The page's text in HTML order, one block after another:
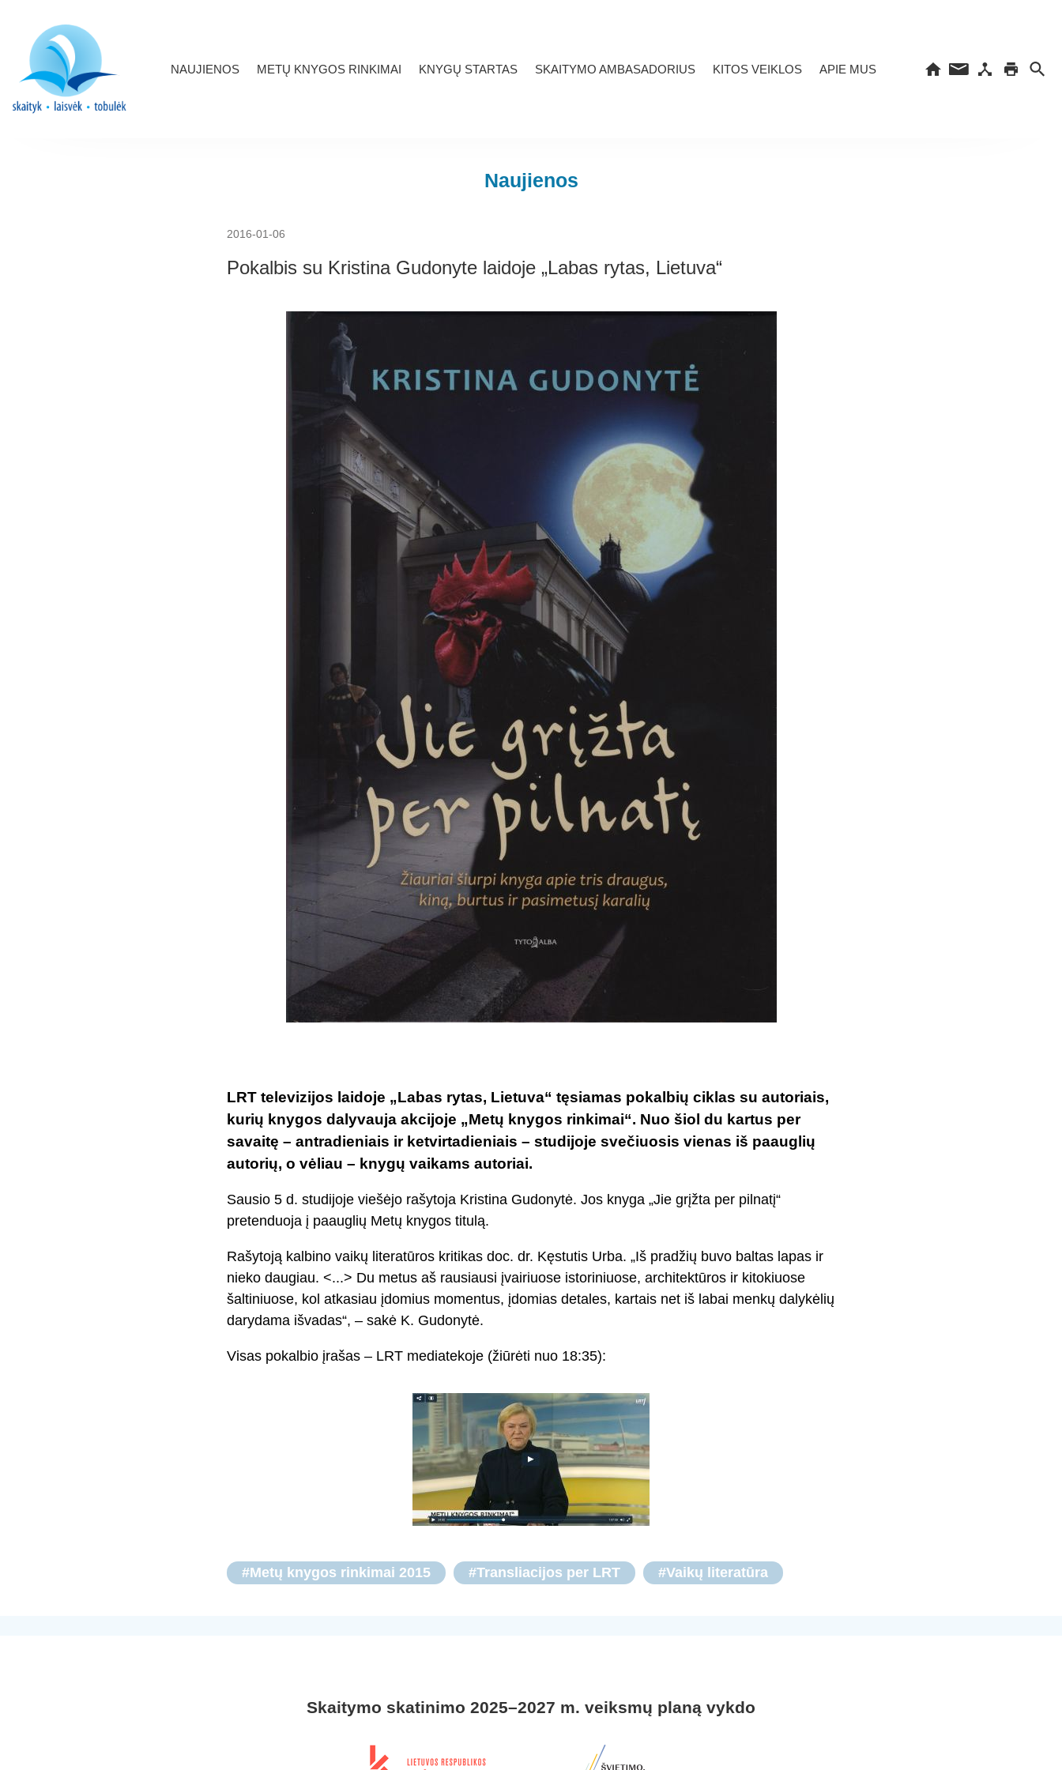
NAUJIENOS METŲ KNYGOS RINKIMAI KNYGŲ STARTAS SKAITYMO AMBASADORIUS KITOS VEIKLOS APIE MUS
Naujienos
2016-01-06
Pokalbis su Kristina Gudonyte laidoje „Labas rytas, Lietuva“
LRT televizijos laidoje „Labas rytas, Lietuva“ tęsiamas pokalbių ciklas su autoriais,
kurių knygos dalyvauja akcijoje „Metų knygos rinkimai“. Nuo šiol du kartus per
savaitę – antradieniais ir ketvirtadieniais – studijoje svečiuosis vienas iš paauglių
autorių, o vėliau – knygų vaikams autoriai.
Sausio 5 d. studijoje viešėjo rašytoja Kristina Gudonytė. Jos knyga „Jie grįžta per pilnatį“
pretenduoja į paauglių Metų knygos titulą.
Rašytoją kalbino vaikų literatūros kritikas doc. dr. Kęstutis Urba. „Iš pradžių buvo baltas lapas ir
nieko daugiau. ˂...˃ Du metus aš rausiausi įvairiuose istoriniuose, architektūros ir kitokiuose
šaltiniuose, kol atkasiau įdomius momentus, įdomias detales, kartais net iš labai menkų dalykėlių
darydama išvadas“, – sakė K. Gudonytė.
Visas pokalbio įrašas – LRT mediatekoje (žiūrėti nuo 18:35):
#Metų knygos rinkimai 2015 #Transliacijos per LRT #Vaikų literatūra
Skaitymo skatinimo 2025–2027 m. veiksmų planą vykdo